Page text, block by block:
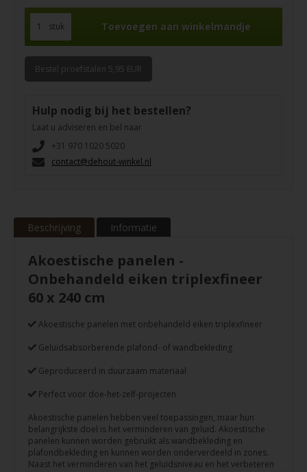
stuk
Bestel proefstalen 5,95 EUR
Hulp nodig bij het bestellen?
Laat u adviseren en bel naar
+31 970 1020 5020
contact@dehout-winkel.nl
Beschrijving Informatie
Akoestische panelen -
Onbehandeld eiken triplexfineer
60 x 240 cm
Akoestische panelen met onbehandeld eiken triplexfineer
Geluidsabsorberende plafond- of wandbekleding
Geproduceerd in duurzaam materiaal
Perfect voor doe-het-zelf-projecten
Akoestische panelen hebben veel toepassingen, maar hun
belangrijkste doel is het verminderen van geluid. Akoestische
panelen kunnen worden gebruikt als wandbekleding en
plafondbekleding en kunnen worden onderverdeeld in zones.
Naast het verminderen van het geluidsniveau en het verbeteren